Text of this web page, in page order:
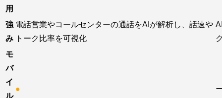
用
強
み
電話営業やコールセンターの通話をAIが解析し、話速や
トーク比率を可視化
モ
バ
イ
ル
●